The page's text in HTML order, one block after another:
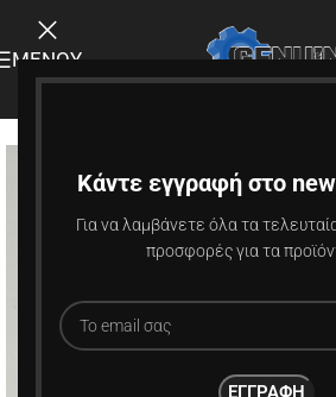
Κάντε εγγραφή στο
Για να λαμβάνετε όλα τα
προσφορές για τα
ΜΕΝΟΎ